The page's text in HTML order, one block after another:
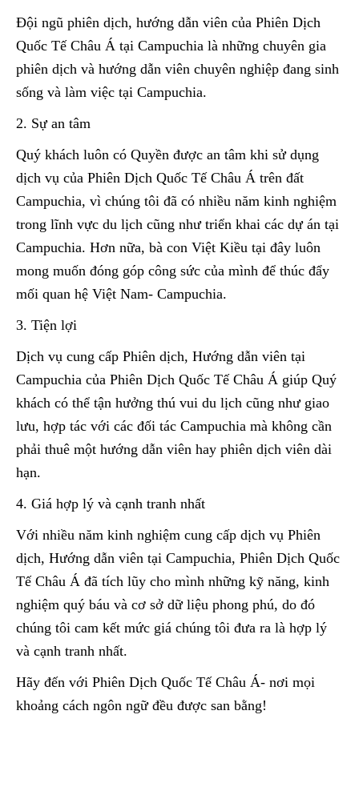
Đội ngũ phiên dịch, hướng dẫn viên của Phiên Dịch
Quốc Tế Châu Á tại Campuchia là những chuyên gia
phiên dịch và hướng dẫn viên chuyên nghiệp đang sinh
sống và làm việc tại Campuchia.
2. Sự an tâm
Quý khách luôn có Quyền được an tâm khi sử dụng
dịch vụ của Phiên Dịch Quốc Tế Châu Á trên đất
Campuchia, vì chúng tôi đã có nhiều năm kinh nghiệm
trong lĩnh vực du lịch cũng như triển khai các dự án tại
Campuchia. Hơn nữa, bà con Việt Kiều tại đây luôn
mong muốn đóng góp công sức của mình để thúc đẩy
mối quan hệ Việt Nam- Campuchia.
3. Tiện lợi
Dịch vụ cung cấp Phiên dịch, Hướng dẫn viên tại
Campuchia của Phiên Dịch Quốc Tế Châu Á giúp Quý
khách có thể tận hưởng thú vui du lịch cũng như giao
lưu, hợp tác với các đối tác Campuchia mà không cần
phải thuê một hướng dẫn viên hay phiên dịch viên dài
hạn.
4. Giá hợp lý và cạnh tranh nhất
Với nhiều năm kinh nghiệm cung cấp dịch vụ Phiên
dịch, Hướng dẫn viên tại Campuchia, Phiên Dịch Quốc
Tế Châu Á đã tích lũy cho mình những kỹ năng, kinh
nghiệm quý báu và cơ sở dữ liệu phong phú, do đó
chúng tôi cam kết mức giá chúng tôi đưa ra là hợp lý
và cạnh tranh nhất.
Hãy đến với Phiên Dịch Quốc Tế Châu Á- nơi mọi
khoảng cách ngôn ngữ đều được san bằng!